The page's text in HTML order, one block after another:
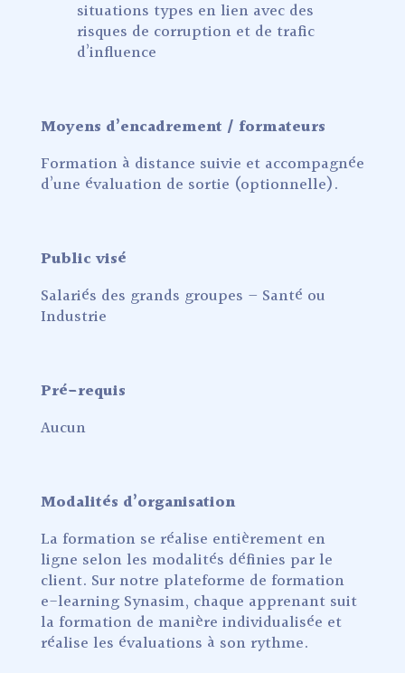
situations types en lien avec des
risques de corruption et de trafic
d’influence
Moyens d’encadrement / formateurs
Formation à distance suivie et accompagnée
d’une évaluation de sortie (optionnelle).
Public visé
Salariés des grands groupes – Santé ou
Industrie
Pré-requis
Aucun
Modalités d’organisation
La formation se réalise entièrement en
ligne selon les modalités définies par le
client. Sur notre plateforme de formation
e-learning Synasim, chaque apprenant suit
la formation de manière individualisée et
réalise les évaluations à son rythme.